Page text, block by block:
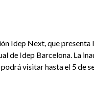
Idep Next, que presenta
de Idep Barcelona. La
visitar hasta el 5 de